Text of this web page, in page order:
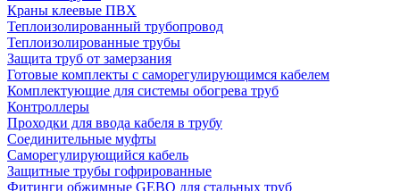
Краны клеевые ПВХ
Теплоизолированный трубопровод
Теплоизолированные трубы
Защита труб от замерзания
Готовые комплекты с саморегулирующимся кабелем
Комплектующие для системы обогрева труб
Контроллеры
Проходки для ввода кабеля в трубу
Соединительные муфты
Саморегулирующийся кабель
Защитные трубы гофрированные
Фитинги обжимные GEBO для стальных труб